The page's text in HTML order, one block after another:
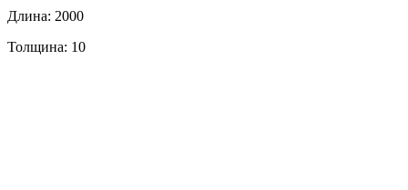
Длина: 2000
Толщина: 10